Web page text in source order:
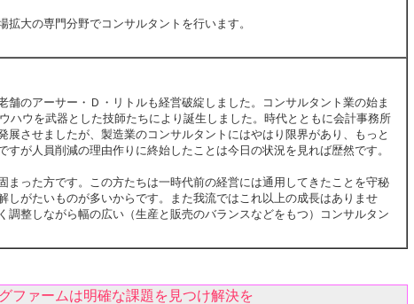
大の専門分野でコンサルタントを行います。
のアーサー・Ｄ・リトルも経営破綻しました。コンサルタント業の始ま
ハウを武器とした技師たちにより誕生しました。時代とともに会計事務所
させましたが、製造業のコンサルタントにはやはり限界があり、もっと
が人員削減の理由作りに終始したことは今日の状況を見れば歴然です。
まった方です。この方たちは一時代前の経営には通用してきたことを守秘
しがたいものが多いからです。また我流ではこれ以上の成長はありませ
整しながら幅の広い（生産と販売のバランスなどをもつ）コンサルタン
ァームは明確な課題を見つけ解決を